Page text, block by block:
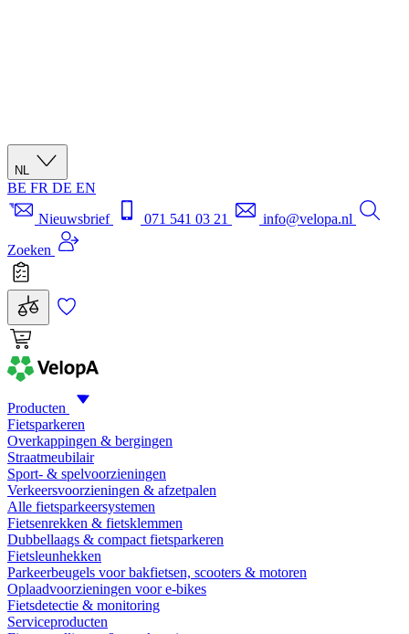
NL
BE FR DE EN
Nieuwsbrief
071 541 03 21
info@velopa.nl
Zoeken
Producten
Fietsparkeren
Overkappingen & bergingen
Straatmeubilair
Sport- & spelvoorzieningen
Verkeersvoorzieningen & afzetpalen
Alle fietsparkeersystemen
Fietsenrekken & fietsklemmen
Dubbellaags & compact fietsparkeren
Fietsleunhekken
Parkeerbeugels voor bakfietsen, scooters & motoren
Oplaadvoorzieningen voor e-bikes
Fietsdetectie & monitoring
Serviceproducten